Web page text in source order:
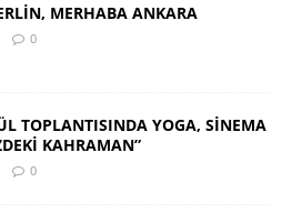
MERHABA ANKARA
0
TOPLANTISINDA YOGA, SİNEMA
KAHRAMAN”
0